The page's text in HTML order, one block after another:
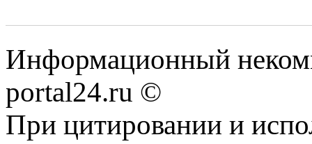
Информационный
portal24.ru ©
При цитировании и